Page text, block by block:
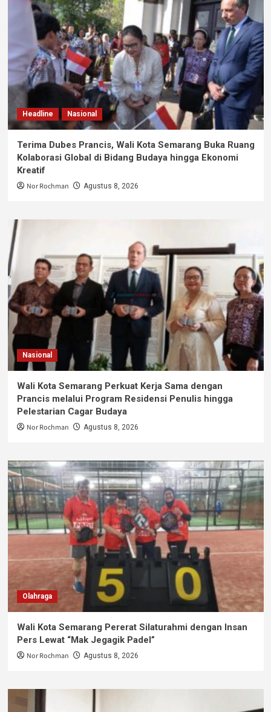
Headline Nasional
Terima Dubes Prancis, Wali Kota Semarang Buka Ruang
Kolaborasi Global di Bidang Budaya hingga Ekonomi
Kreatif
Nor Rochman Agustus 8, 2026
Nasional
Wali Kota Semarang Perkuat Kerja Sama dengan
Prancis melalui Program Residensi Penulis hingga
Pelestarian Cagar Budaya
Nor Rochman Agustus 8, 2026
Olahraga
Wali Kota Semarang Pererat Silaturahmi dengan Insan
Pers Lewat “Mak Jegagik Padel”
Nor Rochman Agustus 8, 2026